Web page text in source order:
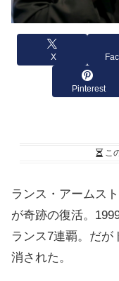
X
Pinterest
こ
ランス・アームス
が奇跡の復活。
ランス7連覇。だが
消された。